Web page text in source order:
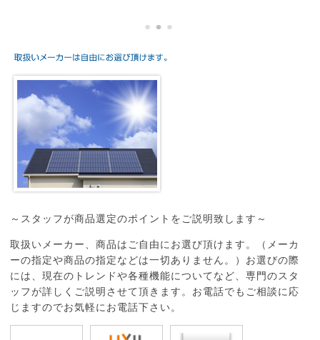
～スタッフが商品選定のポイントをご説明致します～
取扱いメーカー、商品はご自由にお選び頂けます。（メーカ
ーの指定や商品の指定などは一切ありません。）お選びの際
には、現在のトレンドや各種機能についてなど、専門のスタ
ッフが詳しくご説明させて頂きます。お電話でもご相談に応
じますのでお気軽にお電話下さい。